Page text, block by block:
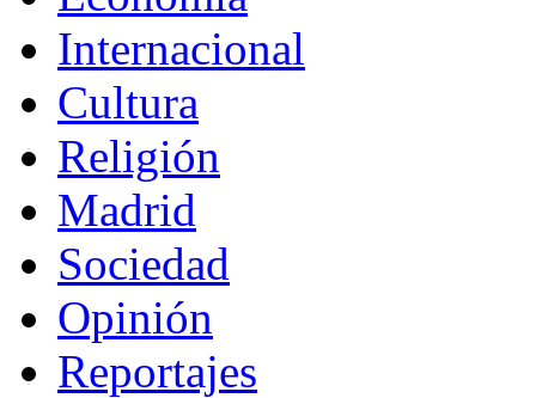
Internacional
Cultura
Religión
Madrid
Sociedad
Opinión
Reportajes